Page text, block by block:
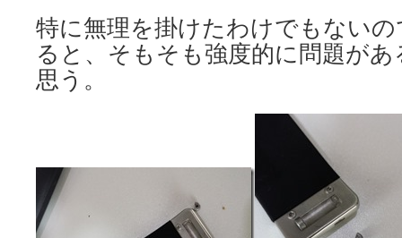
特に無理を掛けたわけでもない
ると、そもそも強度的に問題が
思う。